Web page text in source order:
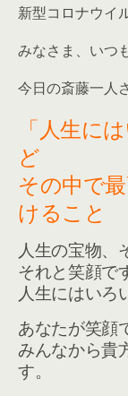
新型コロナウイ
みなさま、いつ
今日の斎藤一人
「人生に
ど
その中で
けること
人生の宝物、
それと笑顔で
人生にはいろ
あなたが笑顔
みんなから貴
す。